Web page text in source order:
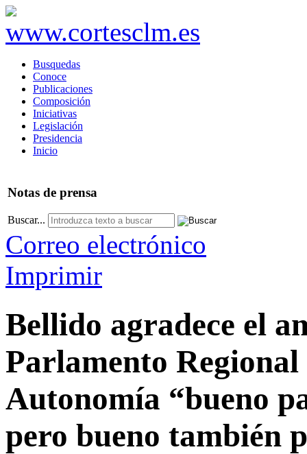
Busquedas
Conoce
Publicaciones
Composición
Iniciativas
Legislación
Presidencia
Inicio
Notas de prensa
Buscar...
Correo electrónico
Imprimir
Bellido agradece el
Parlamento
Autonomía “bueno
pero bueno también